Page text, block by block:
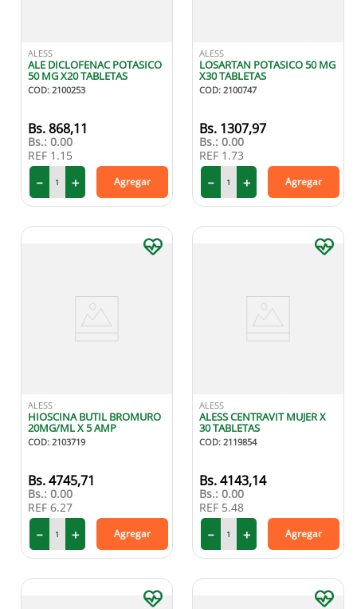
ALESS
ALE DICLOFENAC POTASICO
50 MG X20 TABLETAS
COD: 2100253
868,11
Bs.: 0.00
REF 1.15
＋
－ Agregar
ALESS
LOSARTAN POTASICO 50 MG
X30 TABLETAS
COD: 2100747
1307,97
Bs.: 0.00
REF 1.73
＋
－ Agregar
ALESS
HIOSCINA BUTIL BROMURO
20MG/ML X 5 AMP
COD: 2103719
4745,71
Bs.: 0.00
REF 6.27
＋
－ Agregar
ALESS
ALESS CENTRAVIT MUJER X
30 TABLETAS
COD: 2119854
4143,14
Bs.: 0.00
REF 5.48
＋
－ Agregar